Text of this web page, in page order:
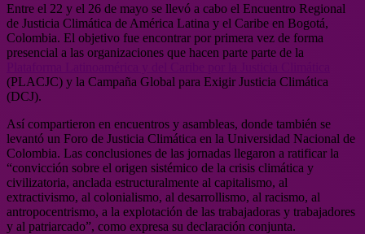
Entre el 22 y el 26 de mayo se llevó a cabo el Encuentro Regional
de Justicia Climática de América Latina y el Caribe en Bogotá,
Colombia. El objetivo fue encontrar por primera vez de forma
presencial a las organizaciones que hacen parte parte de la
(PLACJC) y la Campaña Global para Exigir Justicia Climática
(DCJ).
Así compartieron en encuentros y asambleas, donde también se
levantó un Foro de Justicia Climática en la Universidad Nacional de
Colombia. Las conclusiones de las jornadas llegaron a ratificar la
“convicción sobre el origen sistémico de la crisis climática y
civilizatoria, anclada estructuralmente al capitalismo, al
extractivismo, al colonialismo, al desarrollismo, al racismo, al
antropocentrismo, a la explotación de las trabajadoras y trabajadores
y al patriarcado”, como expresa su declaración conjunta.